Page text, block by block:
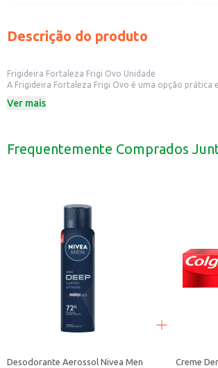
Descrição do produto
Frigideira Fortaleza Frigi Ovo Unidade
A Frigideira Fortaleza Frigi Ovo é uma opção prática e funcional para o preparo de ovos e outros alimentos.
Dicas de uso:
Recomendamos o uso de utensílios de madeira ou
Categoria: Panela
EAN: 7896554501765
Ver mais
Frequentemente Comprados
Desodorante Aerossol Nivea Men
Creme